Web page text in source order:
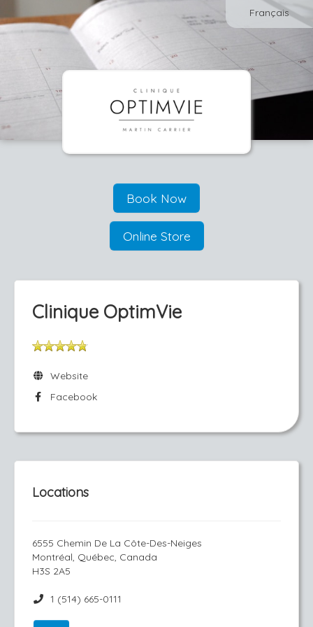
Français
Book Now
Online Store
Clinique OptimVie
Website
Facebook
Locations
6555 Chemin De La Côte-Des-Neiges
Montréal, Québec, Canada
H3S 2A5
1 (514) 665-0111